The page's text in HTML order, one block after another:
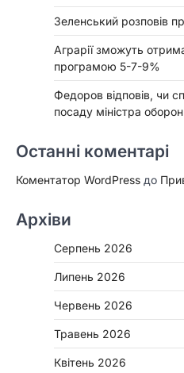
Зеленський розповів
Аграрії зможуть
програмою 5-7-9%
Федоров відповів, чи
посаду міністра
Останні коментарі
Коментатор WordPress до
Архіви
Серпень 2026
Липень 2026
Червень 2026
Травень 2026
Квітень 2026